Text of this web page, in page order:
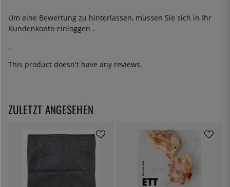
Um eine Bewertung zu hinterlassen, müssen Sie sich in Ihr
Kundenkonto einloggen .
.
This product doesn't have any reviews.
ZULETZT ANGESEHEN